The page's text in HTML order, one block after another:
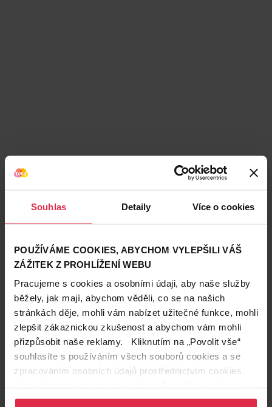
Souhlas Detaily Více o cookies
POUŽÍVÁME COOKIES, ABYCHOM VYLEPŠILI VÁŠ
ZÁŽITEK Z PROHLÍŽENÍ WEBU
Pracujeme s cookies a osobními údaji, aby naše služby
běžely, jak mají, abychom věděli, co se na našich
stránkách děje, mohli vám nabízet užitečné funkce, mohli
zlepšit zákaznickou zkušenost a abychom vám mohli
přizpůsobit naše reklamy. Kliknutím na „Povolit vše“
souhlasíte s používáním všech souborů cookies a se
zpracováním osobních údajů prostřednictvím cookies.
osobních údajů.
Podobné produkty